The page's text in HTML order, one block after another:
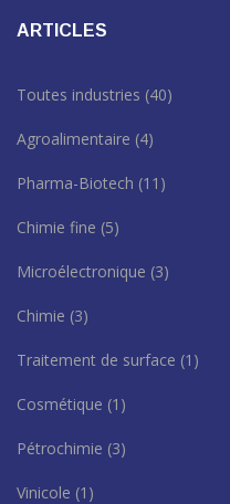
ARTICLES
Toutes industries (40)
Agroalimentaire (4)
Pharma-Biotech (11)
Chimie fine (5)
Microélectronique (3)
Chimie (3)
Traitement de surface (1)
Cosmétique (1)
Pétrochimie (3)
Vinicole (1)